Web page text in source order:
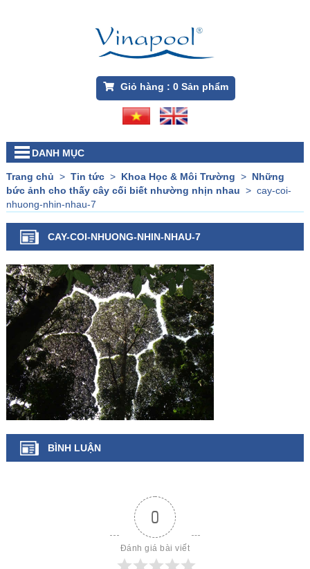
Giỏ hàng : 0Sản phẩm
DANH MỤC
Trang chủ > Tin tức> Khoa Học & Môi Trường > Những
bức ảnh cho thấy cây cối biết nhường nhịn nhau > cay-coi-
nhuong-nhin-nhau-7
CAY-COI-NHUONG-NHIN-NHAU-7
BÌNH LUẬN
0
Đánh giá bài viết